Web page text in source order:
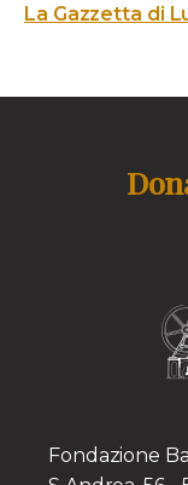
La Gazzetta di
Fondazione